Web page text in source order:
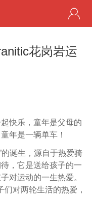
花岗岩运
快乐，童年是父母的
年是一辆单车！
诞生，源自于热爱骑
，它是送给孩子的一
对运动的一生热爱。
对两轮生活的热爱，